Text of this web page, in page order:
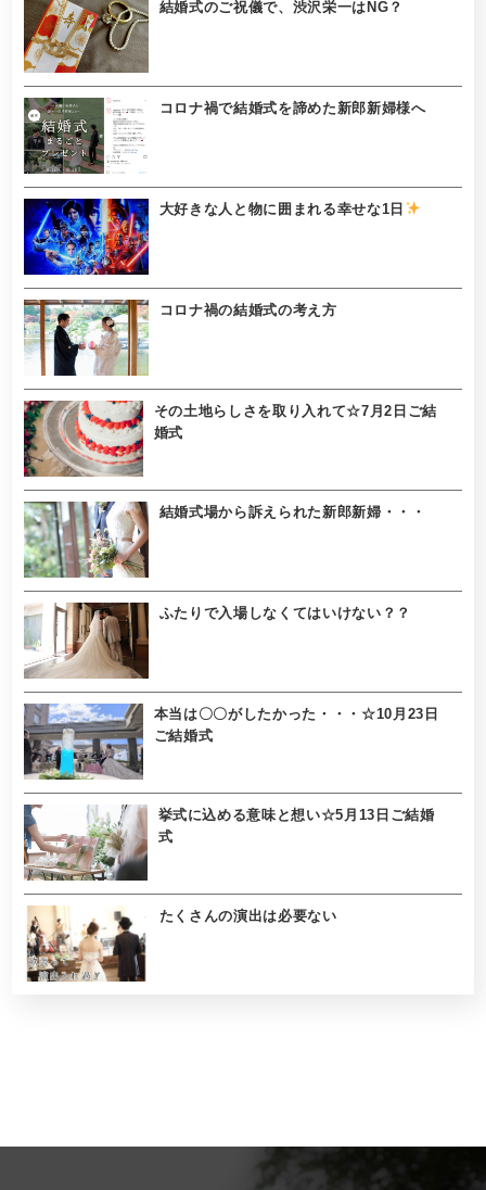
結婚式のご祝儀で、渋沢栄一はNG？
コロナ禍で結婚式を諦めた新郎新婦様へ
大好きな人と物に囲まれる幸せな1日
コロナ禍の結婚式の考え方
その土地らしさを取り入れて☆7月2日ご結
婚式
結婚式場から訴えられた新郎新婦・・・
ふたりで入場しなくてはいけない？？
本当は〇〇がしたかった・・・☆10月23日
ご結婚式
挙式に込める意味と想い☆5月13日ご結婚
式
たくさんの演出は必要ない